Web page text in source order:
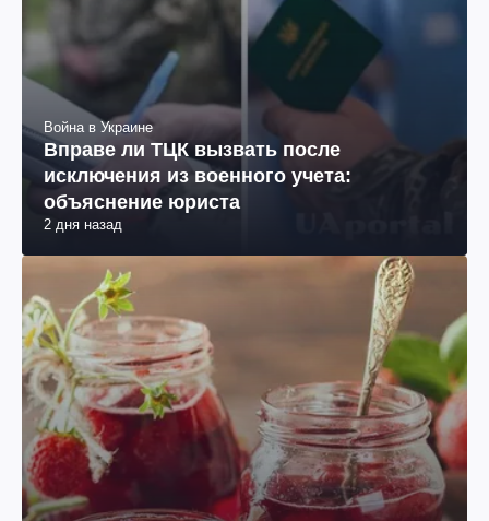
Война в Украине
Вправе ли ТЦК вызвать после
исключения из военного учета:
объяснение юриста
2 дня назад